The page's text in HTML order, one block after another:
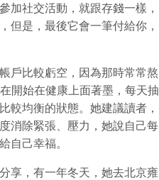
加社交活動，就跟存錢一樣，
但是，最後它會一筆付給你，
戶比較虧空，因為那時常常熬
開始在健康上面著墨，每天抽
較均衡的狀態。她建議讀者，
消除緊張、壓力，她說自己每
自己幸福。
享，有一年冬天，她去北京雍